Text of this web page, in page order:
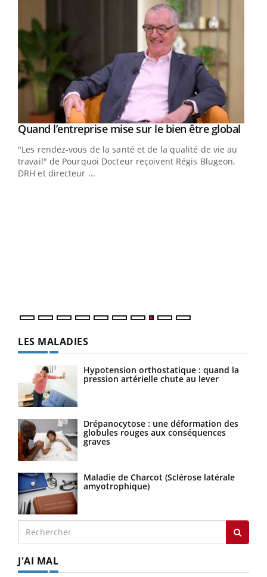
Youtube
Quand l’entreprise mise sur le bien être global
"Les rendez-vous de la santé et de la qualité de vie au
travail" de Pourquoi Docteur reçoivent Régis Blugeon,
DRH et directeur ...
LES MALADIES
Hypotension orthostatique : quand la
pression artérielle chute au lever
Drépanocytose : une déformation des
globules rouges aux conséquences
graves
Maladie de Charcot (Sclérose latérale
amyotrophique)
J'AI MAL